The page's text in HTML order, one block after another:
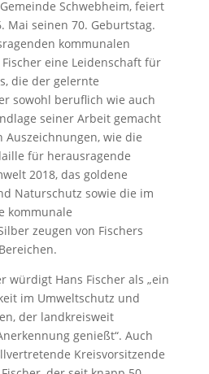
Schwebheim, feiert
Mai seinen 70. Geburtstag.
kommunalen
eine Leidenschaft für
die der gelernte
sowohl beruflich wie auch
seiner Arbeit gemacht
Auszeichnungen, wie die
für herausragende
2018, das goldene
Naturschutz sowie die im
kommunale
zeugen von Fischers
würdigt Hans Fischer als „ein
im Umweltschutz und
der landkreisweit
genießt“. Auch
Kreisvorsitzende